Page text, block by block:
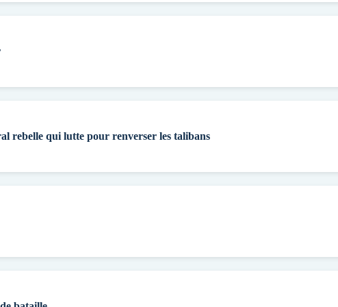
rebelle qui lutte pour renverser les talibans